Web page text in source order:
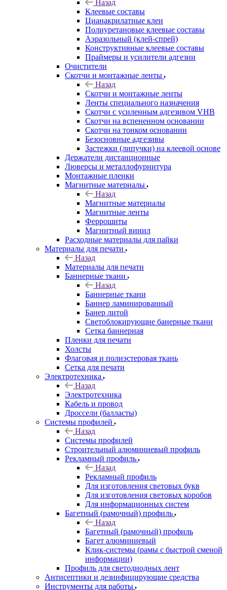
Назад
Клеевые составы
Цианакрилатные клеи
Полиуретановые клеевые составы
Аэразольный (клей-спрей)
Конструктивные клеевые составы
Праймеры и усилители адгезии
Очистители
Скотчи и монтажные ленты
Назад
Скотчи и монтажные ленты
Ленты специального назначения
Скотчи с усиленным адгезивом VHB
Скотчи на вспененном основании
Скотчи на тонком основании
Безосновные адгезивы
Застежки (липучки) на клеевой основе
Держатели дистанционные
Люверсы и металлофурнитура
Монтажные пленки
Магнитные материалы
Назад
Магнитные материалы
Магнитные ленты
Феррошиты
Магнитный винил
Расходные материалы для пайки
Материалы для печати
Назад
Материалы для печати
Баннерные ткани
Назад
Баннерные ткани
Баннер ламинированный
Банер литой
Светоблокирующие банерные ткани
Сетка баннерная
Пленки для печати
Холсты
Флаговая и полиэстеровая ткань
Сетка для печати
Электротехника
Назад
Электротехника
Кабель и провод
Дроссели (балласты)
Системы профилей
Назад
Системы профилей
Строительный алюминиевый профиль
Рекламный профиль
Назад
Рекламный профиль
Для изготовления световых букв
Для изготовления световых коробов
Для информационных систем
Багетный (рамочный) профиль
Назад
Багетный (рамочный) профиль
Багет алюминиевый
Клик-системы (рамы с быстрой сменой
информации)
Профиль для светодиодных лент
Антисептики и дезинфицирующие средства
Инструменты для работы